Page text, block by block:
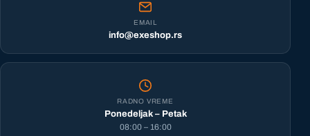
EMAIL
info@exeshop.rs
RADNO VREME
Ponedeljak – Petak
08:00 – 16:00